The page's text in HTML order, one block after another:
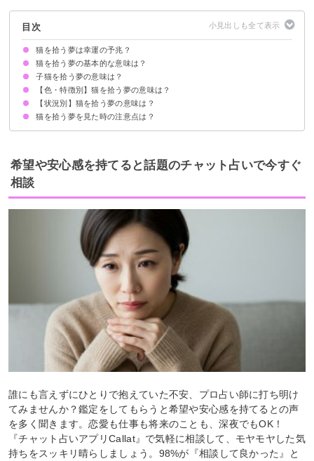
目次
猫を拾う夢は幸運の予兆？
猫を拾う夢の基本的な意味は？
ラッキーな出来事が起こる暗示
色・特徴/状況で意味が決まる
子猫を拾う夢の意味は？
金運アップの暗示
子猫をたくさん拾う夢は【複数の課題を達成できる暗示】
白い子猫を拾う夢は【金運・恋愛運が上昇する暗示】
【色・特徴別】猫を拾う夢の意味は？
野良猫を拾う夢【警告夢】
首輪付きの猫を拾う夢【吉夢】
懐いてきた猫を拾う夢【吉夢】
捨て猫を拾う夢【警告夢】
グレーの猫を拾う夢【警告夢】
茶色の猫を拾う夢【吉夢】
黒い猫を拾う夢【逆夢】
【状況別】猫を拾う夢の意味は？
怪我した猫を拾う夢【警告夢】
たくさんの子猫を拾う夢【吉夢】
道端で猫を拾う夢【吉夢】
海で猫を拾う夢【吉夢】
動物病院で猫を拾う夢【吉夢】
捨てられた犬と猫を拾う夢【吉夢】
犬と猫を拾う夢【吉夢】
猫を拾う夢を見た時の注意点は？
吉夢なら人に話さないようにする
運気を下げないように意識する
希望や安心感を持てると話題のチャット占いで今すぐ
相談
誰にも言えずにひとりで抱えていた不安、プロ占い師に打ち明け
てみませんか？鑑定をしてもらうと希望や安心感を持てるとの声
を多く聞きます。恋愛も仕事も将来のことも、深夜でもOK！
『チャット占いアプリCallat』で気軽に相談して、モヤモヤした気
持ちをスッキリ晴らしましょう。98%が『相談して良かった』と